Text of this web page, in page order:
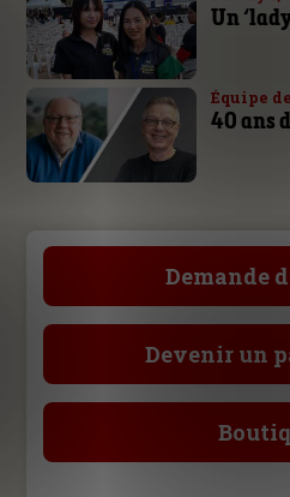
Un
Équipe
40 ans
Demande
Devenir un